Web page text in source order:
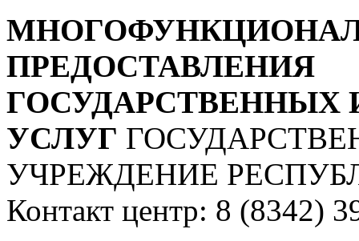
ПРЕДОСТАВЛЕНИЯ
УСЛУГ
УЧРЕЖДЕНИЕ
Контакт центр: 8 (8342)